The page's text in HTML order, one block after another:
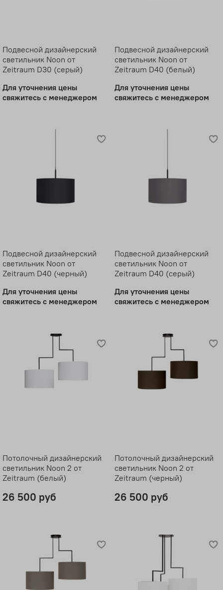
Подвесной дизайнерский
светильник Noon от
Zeitraum D30 (серый)
Для уточнения цены
свяжитесь с менеджером
Подвесной дизайнерский
светильник Noon от
Zeitraum D40 (белый)
Для уточнения цены
свяжитесь с менеджером
Подвесной дизайнерский
светильник Noon от
Zeitraum D40 (черный)
Для уточнения цены
свяжитесь с менеджером
Подвесной дизайнерский
светильник Noon от
Zeitraum D40 (серый)
Для уточнения цены
свяжитесь с менеджером
Потолочный дизайнерский
светильник Noon 2 от
Zeitraum (белый)
26 500 руб
Потолочный дизайнерский
светильник Noon 2 от
Zeitraum (черный)
26 500 руб